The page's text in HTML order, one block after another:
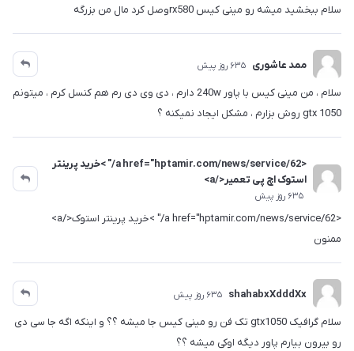
سلام ببخشید میشه رو مینی کیس rx580وصل کرد مال من بزرگه
ممد عاشوری 635 روز پیش
سلام ، من مینی کیس با پاور 240w دارم ، دی وی دی رم هم کنسل کرم ، میتونم
gtx 1050 روش بزارم ، مشکل ایجاد نمیکنه ؟
<a href="hptamir.com/news/service/62/" >خرید پرینتر
استوک اچ پی تعمیر</a>
635 روز پیش
<a href="hptamir.com/news/service/62/" >خرید پرینتر استوک</a>
ممنون
shahabxXdddXx 635 روز پیش
سلام گرافیک gtx1050 تک فن رو مینی کیس جا میشه ؟؟ و اینکه اگه جا سی دی
رو بیرون بیارم پاور دیگه اوکی میشه ؟؟